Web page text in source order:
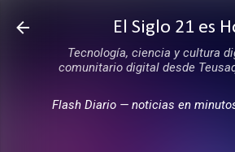
Ir al contenido
El Siglo 21 es
Tecnología, ciencia y cultura
comunitario digital desde
Flash Diario — noticias en